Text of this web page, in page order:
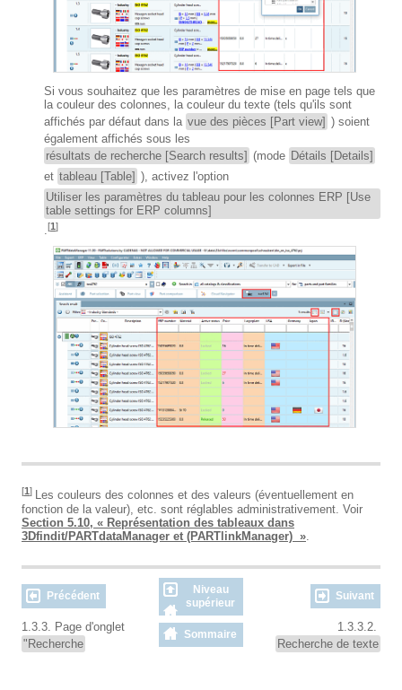
Si vous souhaitez que les paramètres de mise en page tels que
la couleur des colonnes, la couleur du texte (tels qu'ils sont
affichés par défaut dans la vue des pièces [Part view] ) soient
également affichés sous les
résultats de recherche [Search results] (mode Détails [Details]
et tableau [Table] ), activez l'option
Utiliser les paramètres du tableau pour les colonnes ERP [Use
table settings for ERP columns]
.[1]
[1] Les couleurs des colonnes et des valeurs (éventuellement en
fonction de la valeur), etc. sont réglables administrativement. Voir
Section 5.10, « Représentation des tableaux dans
3Dfindit/PARTdataManager et (PARTlinkManager) »
Précédent
Niveau
supérieur
Suivant
1.3.3. Page d'onglet
"Recherche
Sommaire
1.3.3.2.
Recherche de texte